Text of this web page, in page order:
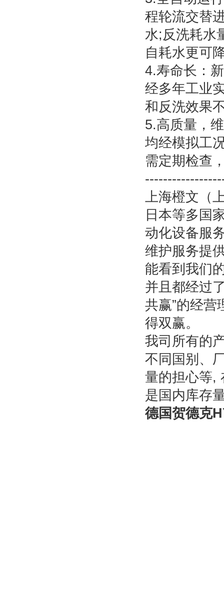
程轮流交替
水;反洗耗水
自耗水更可
4.寿命长：
经多年工业
和反洗效果
5.高质量，
均经模拟工
需定期检查
上海橙文（
日本等多国
动化设备服
维护服务提
能看到我们
并且都经过
共赢”的经营
得双赢。
我司所有的
不同国别、
量的担心等,
是国内库存
德国贺德克